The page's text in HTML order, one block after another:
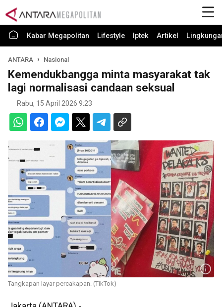
Kabar Megapolitan Lifestyle Iptek Artikel
ANTARA Nasional
Kemendukbangga minta masyarakat tak
lagi normalisasi candaan seksual
Rabu, 15 April 2026 9:23
Tangkapan layar percakapan. (TikTok)